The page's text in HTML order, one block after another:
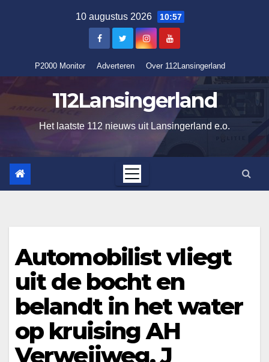
10 augustus 2026 10:57
P2000 Monitor Adverteren Over 112Lansingerland
112Lansingerland
Het laatste 112 nieuws uit Lansingerland e.o.
Automobilist vliegt
uit de bocht en
belandt in het water
op kruising AH
Verweijweg, J